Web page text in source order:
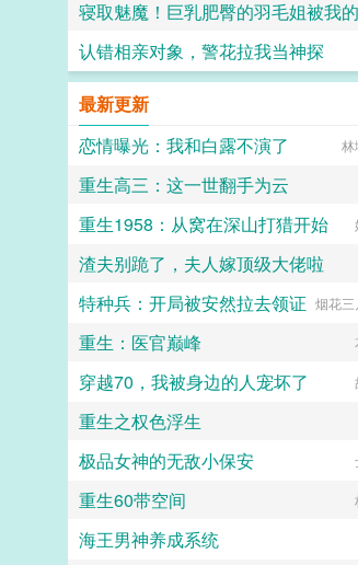
认错相亲对象，警花拉我当神探
最新更新
恋情曝光：我和白露不演了
林
重生高三：这一世翻手为云
重生1958：从窝在深山打猎开始
渣夫别跪了，夫人嫁顶级大佬啦
特种兵：开局被安然拉去领证 烟花三
重生：医官巅峰
穿越70，我被身边的人宠坏了
重生之权色浮生
极品女神的无敌小保安
重生60带空间
海王男神养成系统